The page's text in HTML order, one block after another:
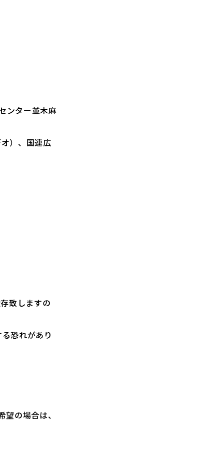
ンター並木麻
）、国連広
致しますの
恐れがあり
の場合は、